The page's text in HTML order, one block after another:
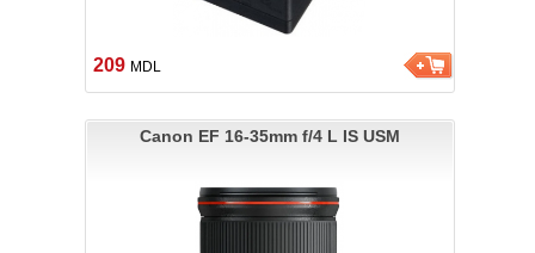
209 MDL
Canon EF 16-35mm f/4 L IS USM